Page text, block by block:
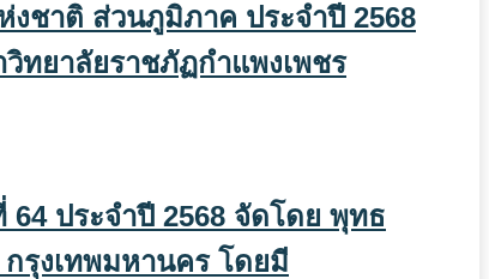
ชาติ ส่วนภูมิภาค ประจำปี 2568
ทยาลัยราชภัฏกำแพงเพชร
ประจำปี 2568 จัดโดย พุทธ
รุงเทพมหานคร โดยมี